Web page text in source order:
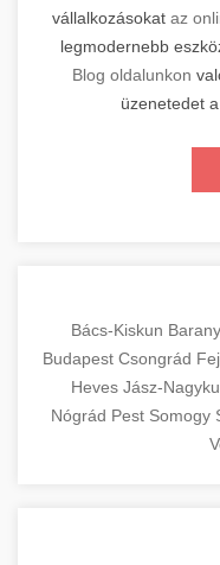
vállalkozásokat az
legmodernebb
Blog oldalunkon
üzenetedet
Bács-Kiskun
Budapest Csongrád
Heves Jász-
Nógrád Pest Somogy